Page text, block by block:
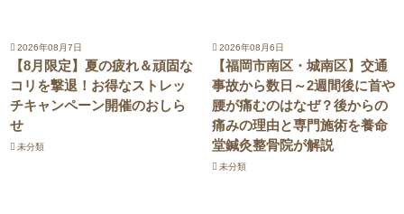
2026年08月7日
【8月限定】夏の疲れ＆頑固な
コリを撃退！お得なストレッ
チキャンペーン開催のおしら
せ
未分類
2026年08月6日
【福岡市南区・城南区】交通
事故から数日～2週間後に首や
腰が痛むのはなぜ？後からの
痛みの理由と専門施術を養命
堂鍼灸整骨院が解説
未分類